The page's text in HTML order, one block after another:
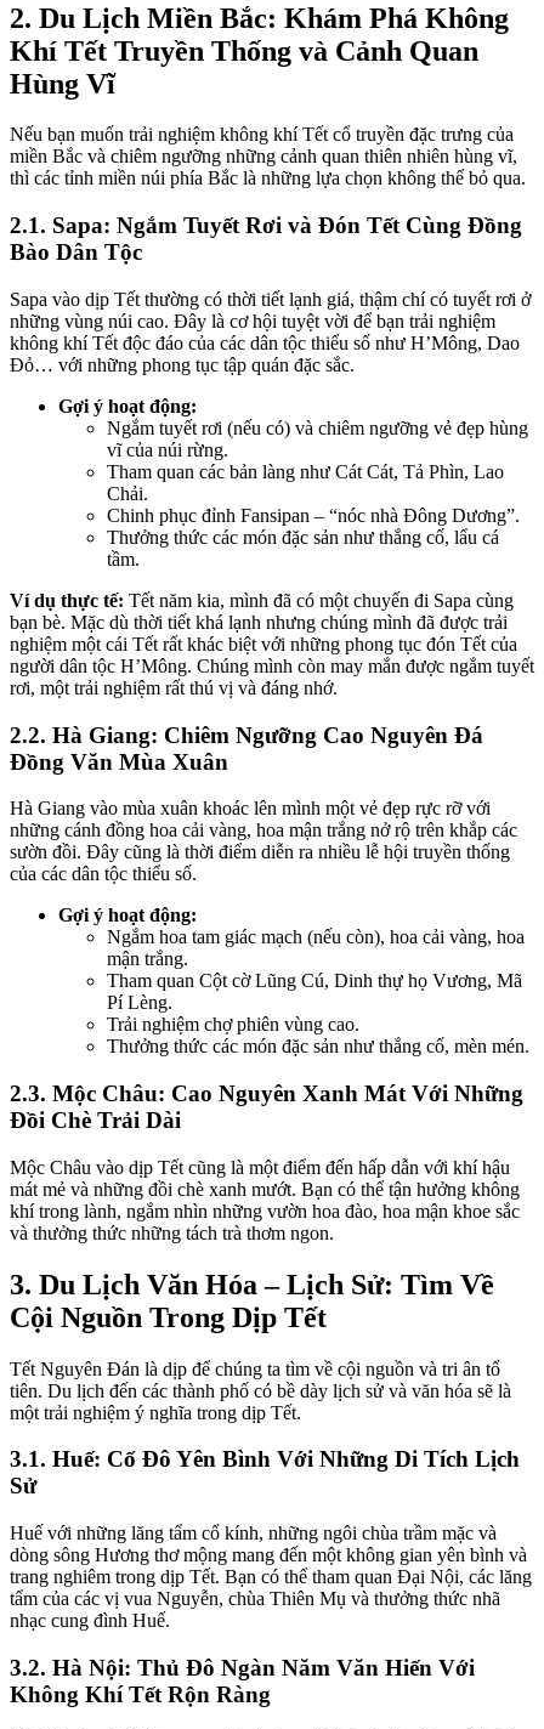
2. Du Lịch Miền Bắc: Khám Phá Không
Khí Tết Truyền Thống và Cảnh Quan
Hùng Vĩ
Nếu bạn muốn trải nghiệm không khí Tết cổ truyền đặc trưng của
miền Bắc và chiêm ngưỡng những cảnh quan thiên nhiên hùng vĩ,
thì các tỉnh miền núi phía Bắc là những lựa chọn không thể bỏ qua.
2.1. Sapa: Ngắm Tuyết Rơi và Đón Tết Cùng Đồng
Bào Dân Tộc
Sapa vào dịp Tết thường có thời tiết lạnh giá, thậm chí có tuyết rơi ở
những vùng núi cao. Đây là cơ hội tuyệt vời để bạn trải nghiệm
không khí Tết độc đáo của các dân tộc thiểu số như H’Mông, Dao
Đỏ… với những phong tục tập quán đặc sắc.
Gợi ý hoạt động:
Ngắm tuyết rơi (nếu có) và chiêm ngưỡng vẻ đẹp hùng
vĩ của núi rừng.
Tham quan các bản làng như Cát Cát, Tả Phìn, Lao
Chải.
Chinh phục đỉnh Fansipan – “nóc nhà Đông Dương”.
Thưởng thức các món đặc sản như thắng cố, lẩu cá
tầm.
Ví dụ thực tế: Tết năm kia, mình đã có một chuyến đi Sapa cùng
bạn bè. Mặc dù thời tiết khá lạnh nhưng chúng mình đã được trải
nghiệm một cái Tết rất khác biệt với những phong tục đón Tết của
người dân tộc H’Mông. Chúng mình còn may mắn được ngắm tuyết
rơi, một trải nghiệm rất thú vị và đáng nhớ.
2.2. Hà Giang: Chiêm Ngưỡng Cao Nguyên Đá
Đồng Văn Mùa Xuân
Hà Giang vào mùa xuân khoác lên mình một vẻ đẹp rực rỡ với
những cánh đồng hoa cải vàng, hoa mận trắng nở rộ trên khắp các
sườn đồi. Đây cũng là thời điểm diễn ra nhiều lễ hội truyền thống
của các dân tộc thiểu số.
Gợi ý hoạt động:
Ngắm hoa tam giác mạch (nếu còn), hoa cải vàng, hoa
mận trắng.
Tham quan Cột cờ Lũng Cú, Dinh thự họ Vương, Mã
Pí Lèng.
Trải nghiệm chợ phiên vùng cao.
Thưởng thức các món đặc sản như thắng cố, mèn mén.
2.3. Mộc Châu: Cao Nguyên Xanh Mát Với Những
Đồi Chè Trải Dài
Mộc Châu vào dịp Tết cũng là một điểm đến hấp dẫn với khí hậu
mát mẻ và những đồi chè xanh mướt. Bạn có thể tận hưởng không
khí trong lành, ngắm nhìn những vườn hoa đào, hoa mận khoe sắc
và thưởng thức những tách trà thơm ngon.
3. Du Lịch Văn Hóa – Lịch Sử: Tìm Về
Cội Nguồn Trong Dịp Tết
Tết Nguyên Đán là dịp để chúng ta tìm về cội nguồn và tri ân tổ
tiên. Du lịch đến các thành phố có bề dày lịch sử và văn hóa sẽ là
một trải nghiệm ý nghĩa trong dịp Tết.
3.1. Huế: Cố Đô Yên Bình Với Những Di Tích Lịch
Sử
Huế với những lăng tẩm cổ kính, những ngôi chùa trầm mặc và
dòng sông Hương thơ mộng mang đến một không gian yên bình và
trang nghiêm trong dịp Tết. Bạn có thể tham quan Đại Nội, các lăng
tẩm của các vị vua Nguyễn, chùa Thiên Mụ và thưởng thức nhã
nhạc cung đình Huế.
3.2. Hà Nội: Thủ Đô Ngàn Năm Văn Hiến Với
Không Khí Tết Rộn Ràng